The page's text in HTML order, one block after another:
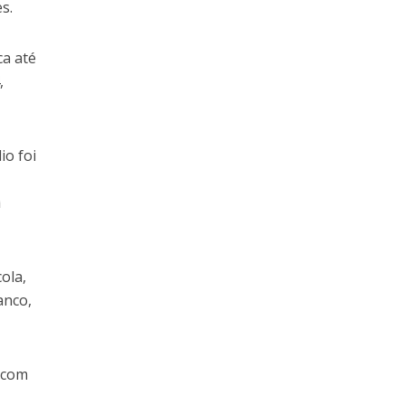
até
foi